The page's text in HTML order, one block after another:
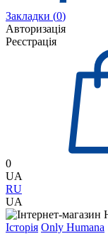
Закладки (0)
Авторизація
Реєстрація
0
UA
RU
UA
Історія Only Humana